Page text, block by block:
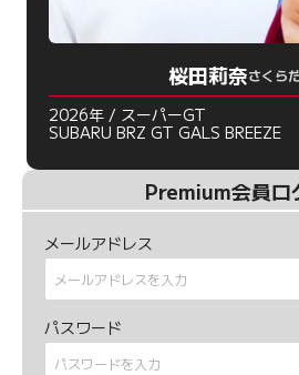
桜田莉奈さくら
2026年 / スーパーGT
SUBARU BRZ GT GALS BREEZE
Premium会員ロ
メールアドレス
パスワード